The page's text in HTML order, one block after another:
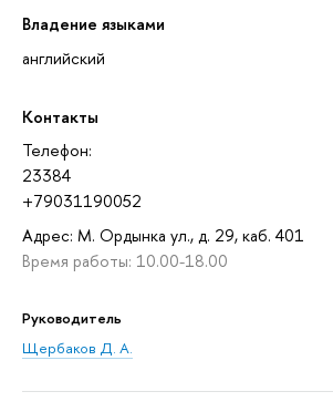
Владение языками
английский
Контакты
Телефон:
23384
+79031190052
Адрес: М. Ордынка ул., д. 29, каб. 401
Время работы: 10.00-18.00
Руководитель
Щербаков Д. А.